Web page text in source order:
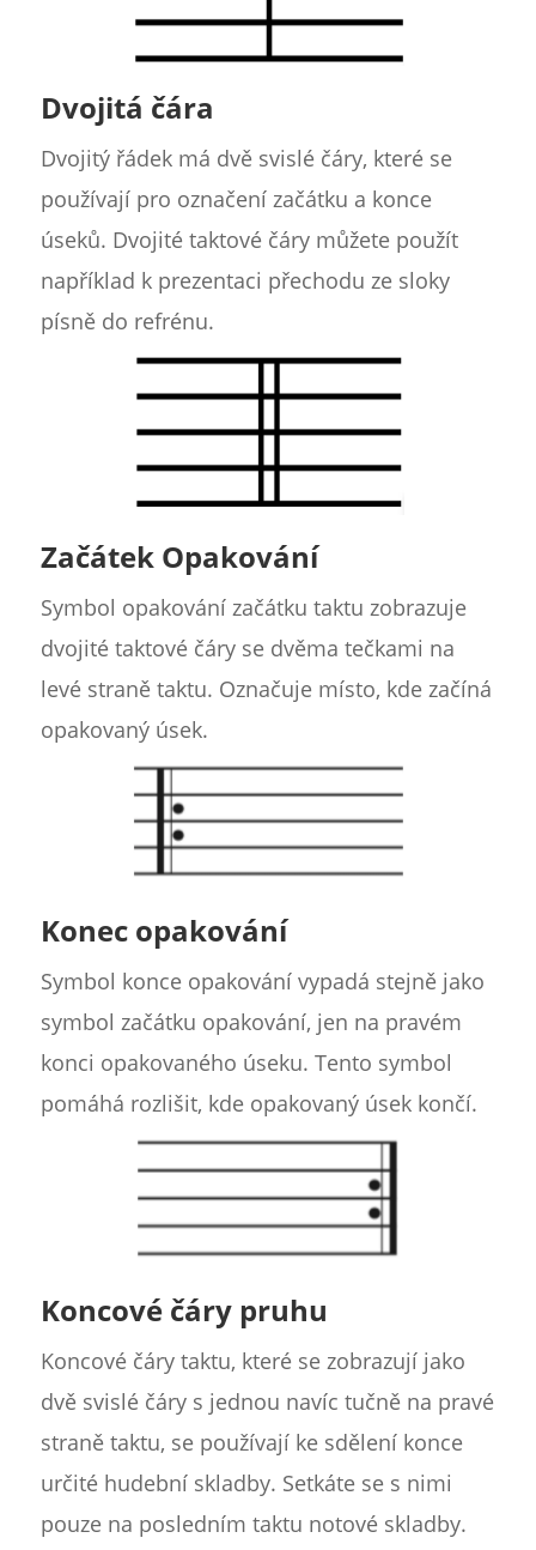
Dvojitá čára
Dvojitý řádek má dvě svislé čáry, které se
používají pro označení začátku a konce
úseků. Dvojité taktové čáry můžete použít
například k prezentaci přechodu ze sloky
písně do refrénu.
Začátek Opakování
Symbol opakování začátku taktu zobrazuje
dvojité taktové čáry se dvěma tečkami na
levé straně taktu. Označuje místo, kde začíná
opakovaný úsek.
Konec opakování
Symbol konce opakování vypadá stejně jako
symbol začátku opakování, jen na pravém
konci opakovaného úseku. Tento symbol
pomáhá rozlišit, kde opakovaný úsek končí.
Koncové čáry pruhu
Koncové čáry taktu, které se zobrazují jako
dvě svislé čáry s jednou navíc tučně na pravé
straně taktu, se používají ke sdělení konce
určité hudební skladby. Setkáte se s nimi
pouze na posledním taktu notové skladby.